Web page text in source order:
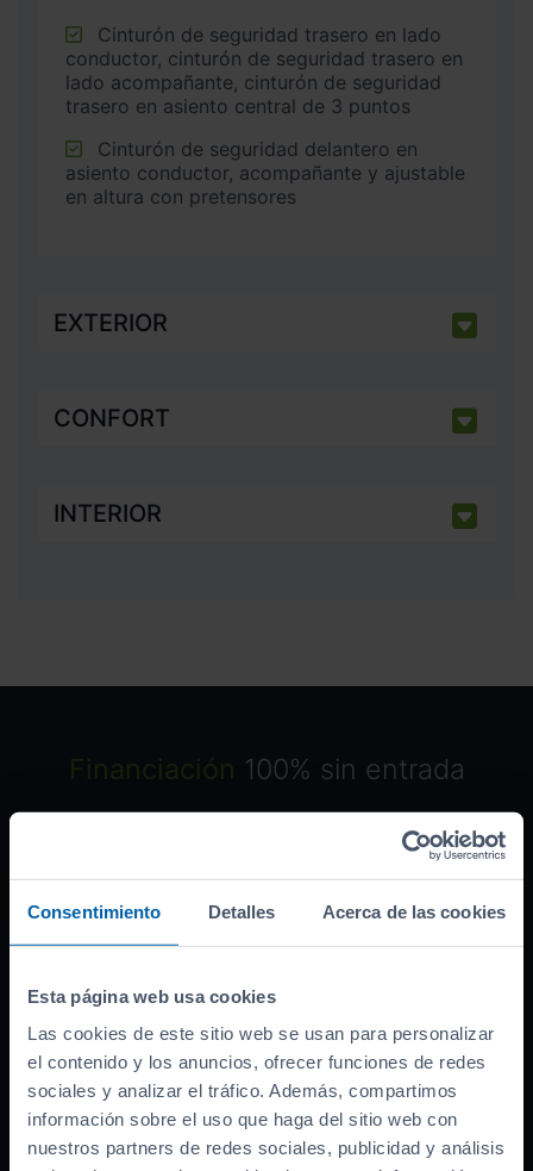
Consentimiento Detalles Acerca de las cookies
Esta página web usa cookies
Las cookies de este sitio web se usan para personalizar
el contenido y los anuncios, ofrecer funciones de redes
sociales y analizar el tráfico. Además, compartimos
información sobre el uso que haga del sitio web con
nuestros partners de redes sociales, publicidad y análisis
conductor, cinturón de seguridad trasero en
lado acompañante, cinturón de seguridad
trasero en asiento central de 3 puntos
asiento conductor, acompañante y ajustable
en altura con pretensores
EXTERIOR
CONFORT
INTERIOR
Financiación 100% sin entrada
Grandes descuentos por financiar con
Banco asociado
Precio del coche (PVP) 19.990
Bonificación por financiar -3.000
Entrada inicial 4.248 €